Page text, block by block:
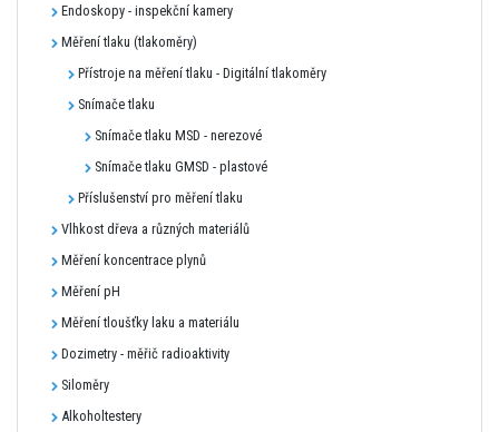
Endoskopy - inspekční kamery
Měření tlaku (tlakoměry)
Přístroje na měření tlaku - Digitální tlakoměry
Snímače tlaku
Snímače tlaku MSD - nerezové
Snímače tlaku GMSD - plastové
Příslušenství pro měření tlaku
Vlhkost dřeva a různých materiálů
Měření koncentrace plynů
Měření pH
Měření tloušťky laku a materiálu
Dozimetry - měřič radioaktivity
Siloměry
Alkoholtestery